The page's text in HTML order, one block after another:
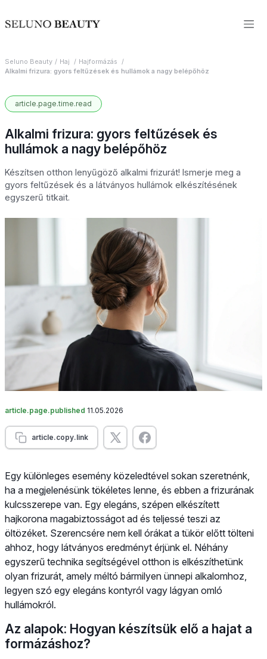
Seluno Beauty Haj
Hajformázás
Alkalmi frizura: gyors feltűzések és hullámok a nagy belépőhöz
article.page.time.read
Alkalmi frizura: gyors feltűzések és
hullámok a nagy belépőhöz
Készítsen otthon lenyűgöző alkalmi frizurát! Ismerje meg a
gyors feltűzések és a látványos hullámok elkészítésének
egyszerű titkait.
article.page.published 11.05.2026
article.copy.link
Egy különleges esemény közeledtével sokan szeretnénk,
ha a megjelenésünk tökéletes lenne, és ebben a frizurának
kulcsszerepe van. Egy elegáns, szépen elkészített
hajkorona magabiztosságot ad és teljessé teszi az
öltözéket. Szerencsére nem kell órákat a tükör előtt tölteni
ahhoz, hogy látványos eredményt érjünk el. Néhány
egyszerű technika segítségével otthon is elkészíthetünk
olyan frizurát, amely méltó bármilyen ünnepi alkalomhoz,
legyen szó egy elegáns kontyról vagy lágyan omló
hullámokról.
Az alapok: Hogyan készítsük elő a hajat a
formázáshoz?